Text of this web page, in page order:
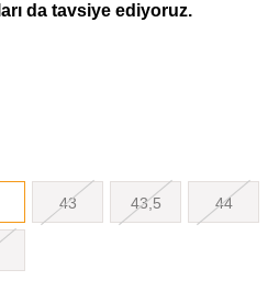
da tavsiye ediyoruz.
43 43,5 44